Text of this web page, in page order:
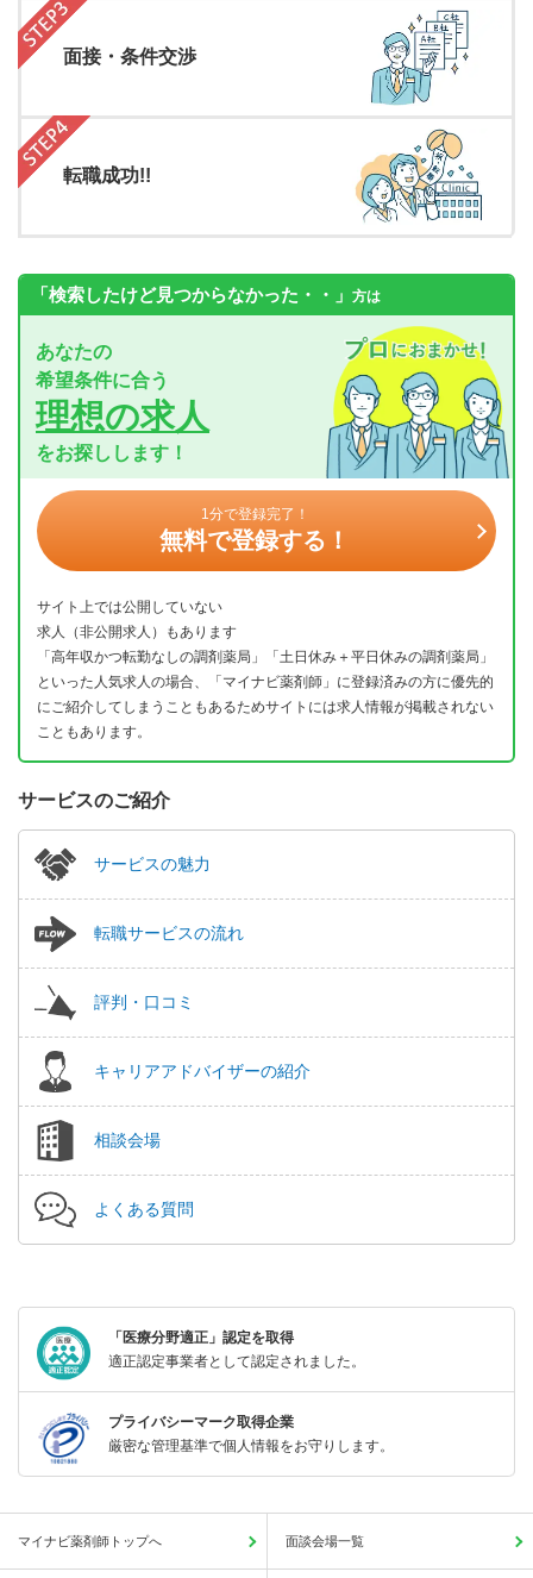
面接・条件交渉
転職成功!!
「検索したけど見つからなかった・・」 方は
あなたの
希望条件に合う
理想の求人
をお探しします！
1分で登録完了！
無料で登録する！
サイト上では公開していない
求人（非公開求人）もあります
「高年収かつ転勤なしの調剤薬局」「土日休み＋平日休みの調剤薬局」
といった人気求人の場合、「マイナビ薬剤師」に登録済みの方に優先的
にご紹介してしまうこともあるためサイトには求人情報が掲載されない
こともあります。
サービスのご紹介
サービスの魅力
転職サービスの流れ
評判・口コミ
キャリアアドバイザーの紹介
相談会場
よくある質問
「医療分野適正」認定を取得
適正認定事業者として認定されました。
プライバシーマーク取得企業
厳密な管理基準で個人情報をお守りします。
マイナビ薬剤師トップへ 面談会場一覧